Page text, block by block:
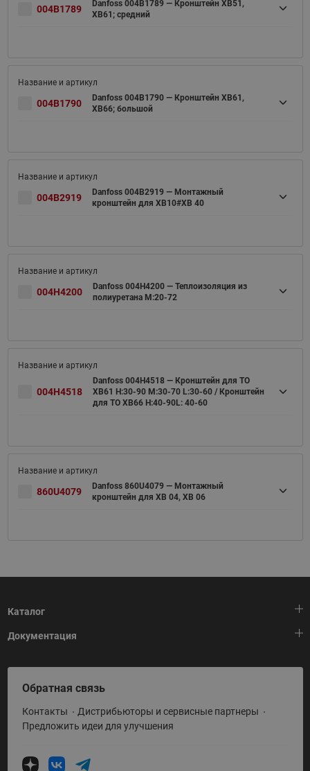
004B1789
Danfoss 004B1789 — Кронштейн XB51,
XB61; средний
004B1790
Danfoss 004B1790 — Кронштейн XB61,
XB66; большой
004B2919
Danfoss 004B2919 — Монтажный
кронштейн для XB10#XB 40
004H4200
Danfoss 004H4200 — Теплоизоляция из
полиуретана M:20-72
004H4518
Danfoss 004H4518 — Кронштейн для ТО
XB61 H:30-90 M:30-70 L:30-60 / Кронштейн
для ТО XB66 H:40-90L: 40-60
860U4079
Danfoss 860U4079 — Монтажный
кронштейн для XB 04, XB 06
Каталог
Тепловая автоматика
Холодильная техника
Приводная техника
Промышленная автоматика
Теплообменное оборудование
Документация
HeatPlatform (Тепловая платформа)
Полезные программы и инструменты
Условия поставки
Обратная связь
Контакты
Дистрибьюторы и сервисные партнеры
Предложить идеи для улучшения